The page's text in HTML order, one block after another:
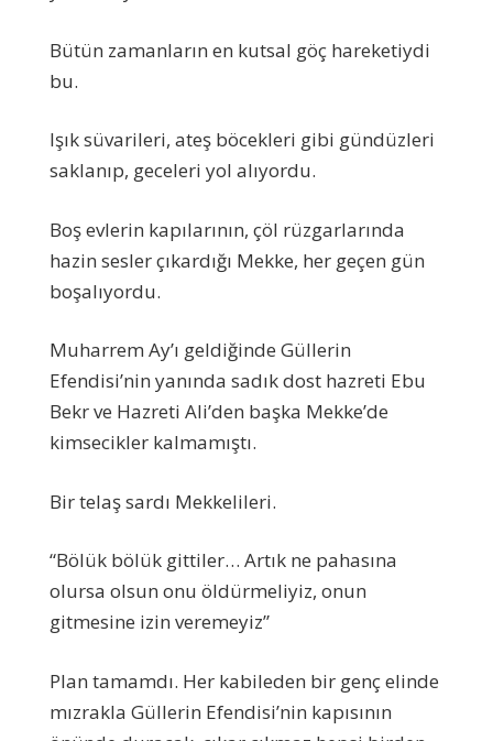
Bütün zamanların en kutsal göç hareketiydi
bu.
Işık süvarileri, ateş böcekleri gibi gündüzleri
saklanıp, geceleri yol alıyordu.
Boş evlerin kapılarının, çöl rüzgarlarında
hazin sesler çıkardığı Mekke, her geçen gün
boşalıyordu.
Muharrem Ay’ı geldiğinde Güllerin
Efendisi’nin yanında sadık dost hazreti Ebu
Bekr ve Hazreti Ali’den başka Mekke’de
kimsecikler kalmamıştı.
Bir telaş sardı Mekkelileri.
“Bölük bölük gittiler… Artık ne pahasına
olursa olsun onu öldürmeliyiz, onun
gitmesine izin veremeyiz”
Plan tamamdı. Her kabileden bir genç elinde
mızrakla Güllerin Efendisi’nin kapısının